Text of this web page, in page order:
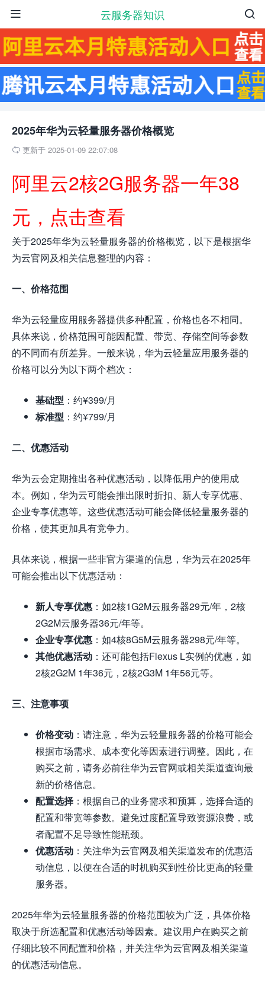
云服务器知识 

2025年华为云轻量服务器价格概览
 更新于 2025-01-09 22:07:08
阿里云2核2G服务器一年38
元，点击查看
关于2025年华为云轻量服务器的价格概览，以下是根据华
为云官网及相关信息整理的内容：
一、价格范围
华为云轻量应用服务器提供多种配置，价格也各不相同。
具体来说，价格范围可能因配置、带宽、存储空间等参数
的不同而有所差异。一般来说，华为云轻量应用服务器的
价格可以分为以下两个档次：
基础型 ：约¥399/月
标准型 ：约¥799/月
二、优惠活动
华为云会定期推出各种优惠活动，以降低用户的使用成
本。例如，华为云可能会推出限时折扣、新人专享优惠、
企业专享优惠等。这些优惠活动可能会降低轻量服务器的
价格，使其更加具有竞争力。
具体来说，根据一些非官方渠道的信息，华为云在2025年
可能会推出以下优惠活动：
新人专享优惠 ：如2核1G2M云服务器29元/年，2核
2G2M云服务器36元/年等。
企业专享优惠 ：如4核8G5M云服务器298元/年等。
其他优惠活动 ：还可能包括Flexus L实例的优惠，如
2核2G2M 1年36元，2核2G3M 1年56元等。
三、注意事项
价格变动 ：请注意，华为云轻量服务器的价格可能会
根据市场需求、成本变化等因素进行调整。因此，在
购买之前，请务必前往华为云官网或相关渠道查询最
新的价格信息。
配置选择 ：根据自己的业务需求和预算，选择合适的
配置和带宽等参数。避免过度配置导致资源浪费，或
者配置不足导致性能瓶颈。
优惠活动 ：关注华为云官网及相关渠道发布的优惠活
动信息，以便在合适的时机购买到性价比更高的轻量
服务器。
2025年华为云轻量服务器的价格范围较为广泛，具体价格
取决于所选配置和优惠活动等因素。建议用户在购买之前
仔细比较不同配置和价格，并关注华为云官网及相关渠道
的优惠活动信息。